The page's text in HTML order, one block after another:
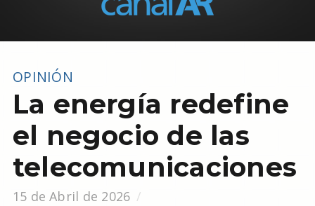
OPINIÓN
La energía redefine
el negocio de las
telecomunicaciones
15 de Abril de 2026